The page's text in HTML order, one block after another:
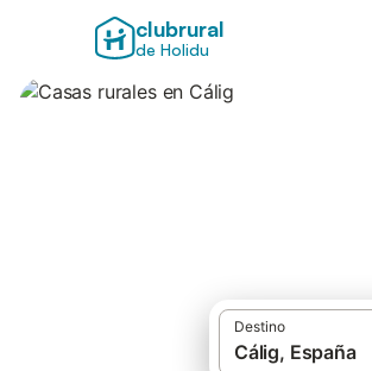
clubrural
de Holidu
Destino